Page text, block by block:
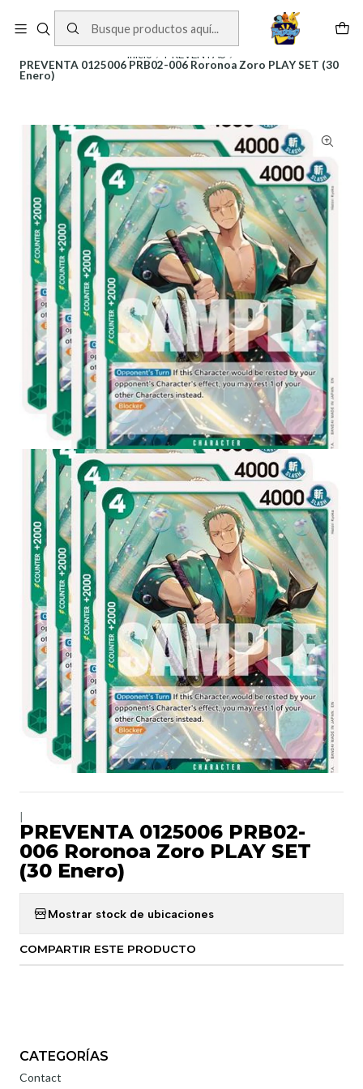
Inicio
PREVENTAS
PREVENTA 0125006 PRB02-006 Roronoa Zoro PLAY SET (30
Enero)
PREVENTA 0125006 PRB02-
006 Roronoa Zoro PLAY SET
(30 Enero)
Mostrar stock de ubicaciones
COMPARTIR ESTE PRODUCTO
CATEGORÍAS
Contact